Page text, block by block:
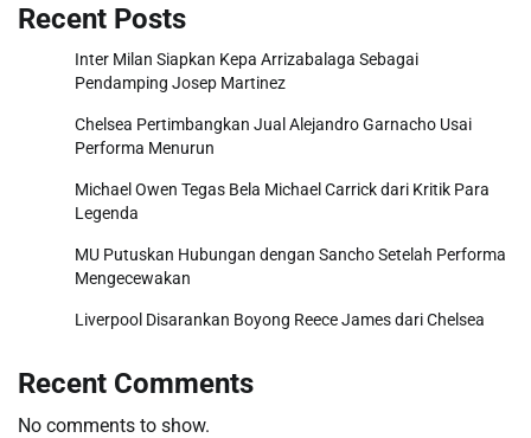
Recent Posts
Inter Milan Siapkan Kepa Arrizabalaga Sebagai
Pendamping Josep Martinez
Chelsea Pertimbangkan Jual Alejandro Garnacho Usai
Performa Menurun
Michael Owen Tegas Bela Michael Carrick dari Kritik Para
Legenda
MU Putuskan Hubungan dengan Sancho Setelah Performa
Mengecewakan
Liverpool Disarankan Boyong Reece James dari Chelsea
Recent Comments
No comments to show.